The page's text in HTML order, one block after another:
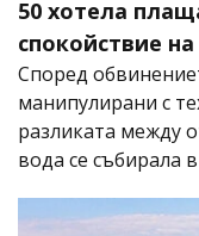
50 хотела
спокойствие
Според
манипулирани с
разликата между
вода се събирала